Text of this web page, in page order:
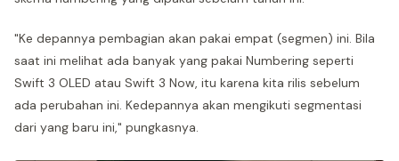
"Ke depannya pembagian akan pakai empat (segmen) ini. Bila
saat ini melihat ada banyak yang pakai Numbering seperti
Swift 3 OLED atau Swift 3 Now, itu karena kita rilis sebelum
ada perubahan ini. Kedepannya akan mengikuti segmentasi
dari yang baru ini," pungkasnya.